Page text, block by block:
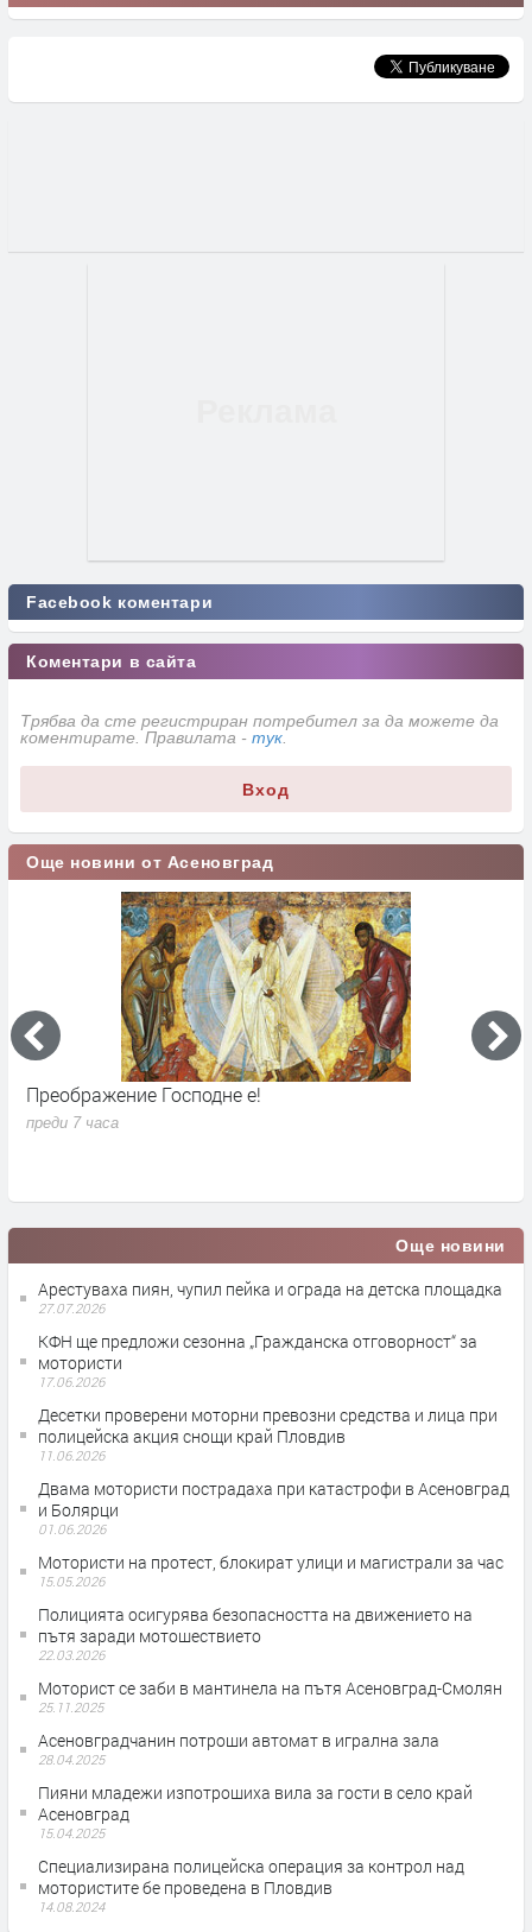
Facebook коментари
Коментари в сайта
Трябва да сте регистриран потребител за да можете да
коментирате. Правилата - тук
Вход
Още новини от Асеновград
Преображение Господне е!
преди 7 часа
Още новини
Арестуваха пиян, чупил пейка и ограда на детска площадка
27.07.2026
КФН ще предложи сезонна „Гражданска отговорност“ за
мотористи
17.06.2026
Десетки проверени моторни превозни средства и лица при
полицейска акция снощи край Пловдив
11.06.2026
Двама мотористи пострадаха при катастрофи в Асеновград
и Болярци
01.06.2026
Мотористи на протест, блокират улици и магистрали за час
15.05.2026
Полицията осигурява безопасността на движението на
пътя заради мотошествието
22.03.2026
Моторист се заби в мантинела на пътя Асеновград-Смолян
25.11.2025
Асеновградчанин потроши автомат в игрална зала
28.04.2025
Пияни младежи изпотрошиха вила за гости в село край
Асеновград
15.04.2025
Специализирана полицейска операция за контрол над
мотористите бе проведена в Пловдив
14.08.2024